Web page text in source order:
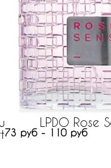
LPDO Rose
73 руб - 110 руб